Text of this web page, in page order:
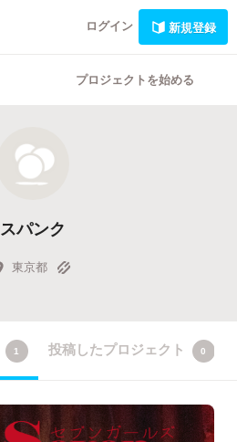
ログイン 新規登録
プロジェクトを始める
スパンク
東京都
1 投稿したプロジェクト 0